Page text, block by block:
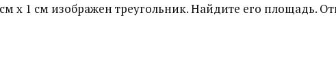
х 1 см изображен треугольник. Найдите его площадь.